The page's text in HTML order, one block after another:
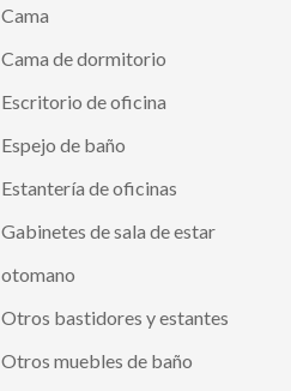
Cama
Cama de dormitorio
Escritorio de oficina
Espejo de baño
Estantería de oficinas
Gabinetes de sala de estar
otomano
Otros bastidores y estantes
Otros muebles de baño